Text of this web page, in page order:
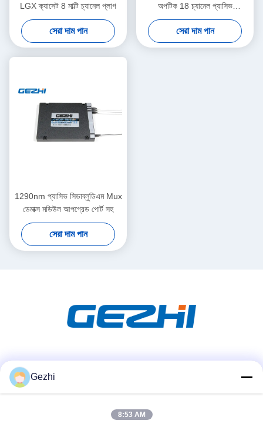
LGX ক্যাসেট 8 মাল্টি চ্যানেল প্লাগ
সেরা দাম পান
অপটিক 18 চ্যানেল প্যাসিভ
সিডাব্লুডিএম
সেরা দাম পান
1290nm প্যাসিভ সিডাব্লুডিএম Mux
ডেমাক্স মডিউল আপগ্রেড পোর্ট সহ
সেরা দাম পান
দ্রুত যোগাযোগ
Gezhi
8:53 AM